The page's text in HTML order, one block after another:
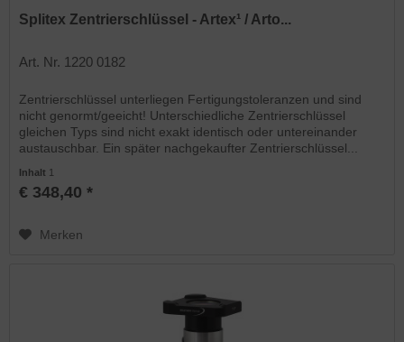
Splitex Zentrierschlüssel - Artex¹ / Arto...
Art. Nr. 1220 0182
Zentrierschlüssel unterliegen Fertigungstoleranzen und sind
nicht genormt/geeicht! Unterschiedliche Zentrierschlüssel
gleichen Typs sind nicht exakt identisch oder untereinander
austauschbar. Ein später nachgekaufter Zentrierschlüssel...
Inhalt 1
€ 348,40 *
Merken